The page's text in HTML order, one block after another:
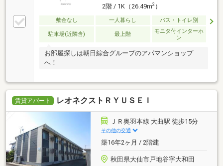
2階 / 1K（26.49m2）
敷金なし 一人暮らし バス・トイレ別
駐車場(近隣含) 最上階
モニタ付インターホ
ン
お部屋探しは朝日綜合グループのアパマンショップ
へ！
賃貸アパート レオネクストＲＹＵＳＥＩ
ＪＲ奥羽本線 大曲駅 徒歩15分
その他の交通
築16年2ヶ月 / 2階建
秋田県大仙市戸地谷字大和田